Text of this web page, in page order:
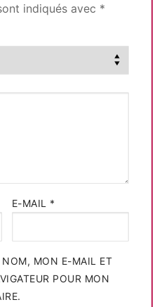
indiqués avec *
E-MAIL *
NOM, MON E-MAIL ET
POUR MON